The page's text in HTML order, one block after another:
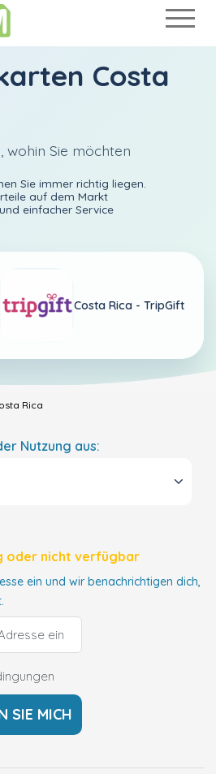
Costa
wohin Sie möchten
Sie immer richtig liegen.
auf dem Markt
einfacher Service
Costa Rica - TripGift
Rica
Nutzung aus:
oder nicht verfügbar
ein und wir benachrichtigen dich,